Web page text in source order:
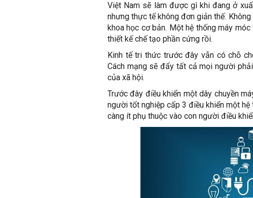
Việt Nam sẽ làm được gì khi đang ở
nhưng thực tế không đơn giản thế.
khoa học cơ bản. Một hệ thống máy
thiết kế chế tạo phần cứng rồi.
Kinh tế tri thức trước đây vẫn có chỗ
Cách mạng sẽ đẩy tất cả mọi người
của xã hội.
Trước đây điều khiển một dây chuyền
người tốt nghiệp cấp 3 điều khiển một
càng ít phụ thuộc vào con người điều